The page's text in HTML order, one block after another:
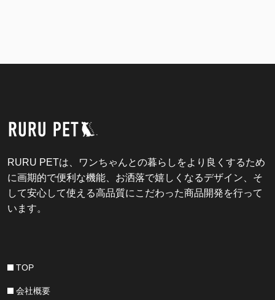
RURU PETは、ワンちゃんとの暮らしをより良くするため
に画期的で便利な機能、お洒落で嬉しくなるデザイン、そ
して安心して使える高品質にこだわった商品開発を行って
います。
TOP
会社概要